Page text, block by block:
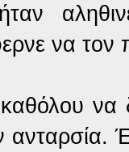
να τον
να